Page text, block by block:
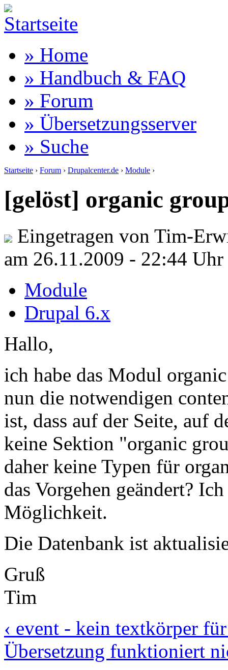
» Home
» Handbuch & FAQ
» Forum
» Übersetzungsserver
» Suche
Startseite › Forum › Drupalcenter.de › Module ›
[gelöst] organic
Eingetragen von Tim-
am 26.11.2009 - 22:44 Uhr
Module
Drupal 6.x
Hallo,
ich habe das Modul
nun die notwendigen
ist, dass auf der Seite, auf
keine Sektion "organic
daher keine Typen für
das Vorgehen geändert?
Möglichkeit.
Die Datenbank ist
Gruß
Tim
‹ event - kein textkörper
Übersetzung funktioniert